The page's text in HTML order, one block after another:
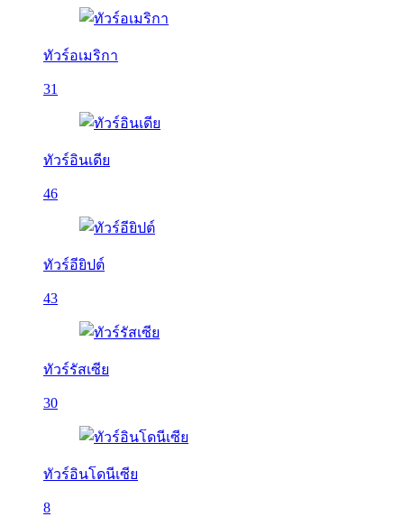
ทัวร์อเมริกา
31
ทัวร์อินเดีย
46
ทัวร์อียิปต์
43
ทัวร์รัสเซีย
30
ทัวร์อินโดนีเซีย
8